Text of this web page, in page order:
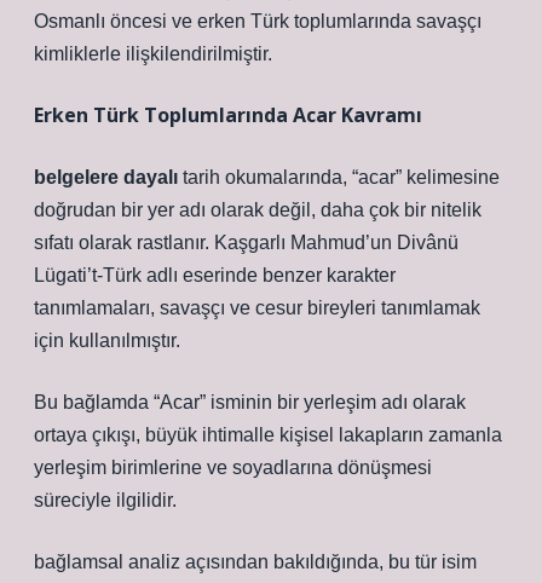
Osmanlı öncesi ve erken Türk toplumlarında savaşçı
kimliklerle ilişkilendirilmiştir.
Erken Türk Toplumlarında Acar Kavramı
belgelere dayalı tarih okumalarında, “acar” kelimesine
doğrudan bir yer adı olarak değil, daha çok bir nitelik
sıfatı olarak rastlanır. Kaşgarlı Mahmud’un Divânü
Lügati’t-Türk adlı eserinde benzer karakter
tanımlamaları, savaşçı ve cesur bireyleri tanımlamak
için kullanılmıştır.
Bu bağlamda “Acar” isminin bir yerleşim adı olarak
ortaya çıkışı, büyük ihtimalle kişisel lakapların zamanla
yerleşim birimlerine ve soyadlarına dönüşmesi
süreciyle ilgilidir.
bağlamsal analiz açısından bakıldığında, bu tür isim